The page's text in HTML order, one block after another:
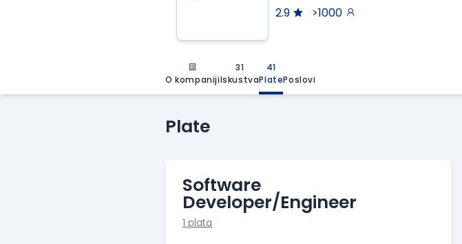
2.9 >1000
O kompaniji
31
Iskustva
41
PlatePoslovi
Plate
Software
Developer/Engineer
1 plata